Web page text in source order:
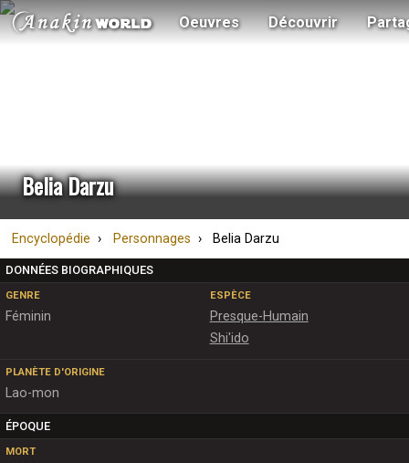
Oeuvres Découvrir
Belia Darzu
Encyclopédie Personnages Belia Darzu
DONNÉES BIOGRAPHIQUES
GENRE
Féminin
ESPÈCE
Presque-Humain
Shi'ido
PLANÈTE D'ORIGINE
Lao-mon
ÉPOQUE
MORT